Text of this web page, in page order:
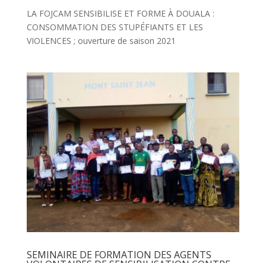
LA FOJCAM SENSIBILISE ET FORME À DOUALA :
CONSOMMATION DES STUPÉFIANTS ET LES
VIOLENCES ; ouverture de saison 2021
SEMINAIRE DE FORMATION DES AGENTS